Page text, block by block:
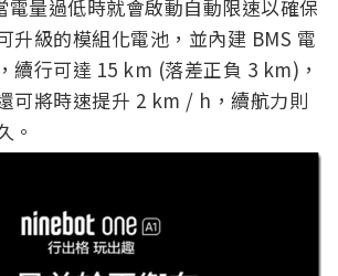
量過低時就會啟動自動限速以確保
升級的模組化電池，並內建 BMS 電
續行可達 15 km (落差正負 3 km)，
可將時速提升 2 km / h，續航力則
。